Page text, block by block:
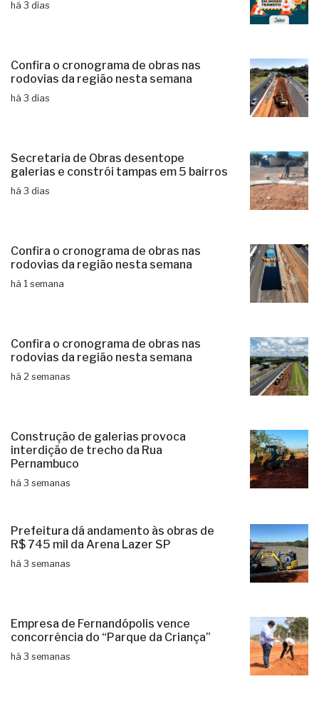
há 3 dias
Confira o cronograma de obras nas
rodovias da região nesta semana
há 3 dias
Secretaria de Obras desentope
galerias e constrói tampas em 5 bairros
há 3 dias
Confira o cronograma de obras nas
rodovias da região nesta semana
há 1 semana
Confira o cronograma de obras nas
rodovias da região nesta semana
há 2 semanas
Construção de galerias provoca
interdição de trecho da Rua
Pernambuco
há 3 semanas
Prefeitura dá andamento às obras de
R$ 745 mil da Arena Lazer SP
há 3 semanas
Empresa de Fernandópolis vence
concorrência do “Parque da Criança”
há 3 semanas